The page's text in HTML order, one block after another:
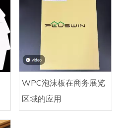
WPC泡沫板在商务展览
区域的应用